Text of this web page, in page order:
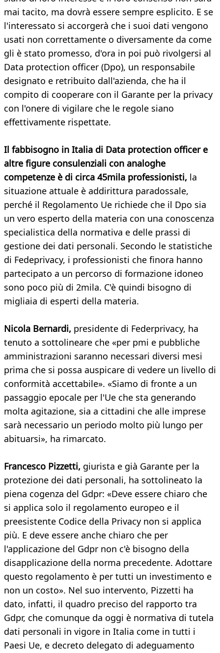
mai tacito, ma dovrà essere sempre esplicito. E se
l'interessato si accorgerà che i suoi dati vengono
usati non correttamente o diversamente da come
gli è stato promesso, d'ora in poi può rivolgersi al
Data protection officer (Dpo), un responsabile
designato e retribuito dall'azienda, che ha il
compito di cooperare con il Garante per la privacy
con l'onere di vigilare che le regole siano
effettivamente rispettate.
Il fabbisogno in Italia di Data protection officer e
altre figure consulenziali con analoghe
competenze è di circa 45mila professionisti, la
situazione attuale è addirittura paradossale,
perché il Regolamento Ue richiede che il Dpo sia
un vero esperto della materia con una conoscenza
specialistica della normativa e delle prassi di
gestione dei dati personali. Secondo le statistiche
di Fedeprivacy, i professionisti che finora hanno
partecipato a un percorso di formazione idoneo
sono poco più di 2mila. C'è quindi bisogno di
migliaia di esperti della materia.
Nicola Bernardi, presidente di Federprivacy, ha
tenuto a sottolineare che «per pmi e pubbliche
amministrazioni saranno necessari diversi mesi
prima che si possa auspicare di vedere un livello di
conformità accettabile». «Siamo di fronte a un
passaggio epocale per l'Ue che sta generando
molta agitazione, sia a cittadini che alle imprese
sarà necessario un periodo molto più lungo per
abituarsi», ha rimarcato.
Francesco Pizzetti, giurista e già Garante per la
protezione dei dati personali, ha sottolineato la
piena cogenza del Gdpr: «Deve essere chiaro che
si applica solo il regolamento europeo e il
preesistente Codice della Privacy non si applica
più. E deve essere anche chiaro che per
l'applicazione del Gdpr non c'è bisogno della
disapplicazione della norma precedente. Adottare
questo regolamento è per tutti un investimento e
non un costo». Nel suo intervento, Pizzetti ha
dato, infatti, il quadro preciso del rapporto tra
Gdpr, che comunque da oggi è normativa di tutela
dati personali in vigore in Italia come in tutti i
Paesi Ue, e decreto delegato di adeguamento